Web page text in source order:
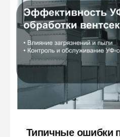
Типичные ошибки